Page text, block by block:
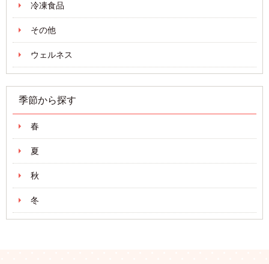
冷凍食品
その他
ウェルネス
季節から探す
春
夏
秋
冬